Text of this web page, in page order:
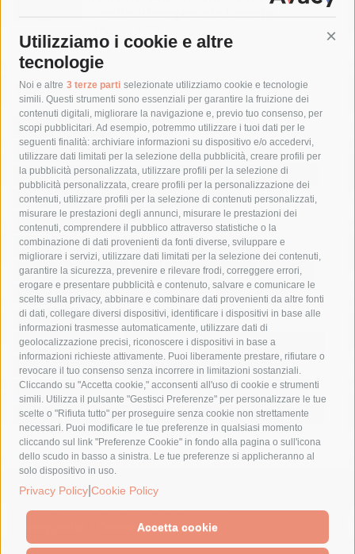
Utilizziamo i cookie e altre
tecnologie
Noi e altre 3 terze parti selezionate utilizziamo cookie e tecnologie
simili. Questi strumenti sono essenziali per garantire la fruizione dei
contenuti digitali, migliorare la navigazione e, previo tuo consenso, per
scopi pubblicitari. Ad esempio, potremmo utilizzare i tuoi dati per le
seguenti finalità: archiviare informazioni su dispositivo e/o accedervi,
utilizzare dati limitati per la selezione della pubblicità, creare profili per
la pubblicità personalizzata, utilizzare profili per la selezione di
pubblicità personalizzata, creare profili per la personalizzazione dei
contenuti, utilizzare profili per la selezione di contenuti personalizzati,
misurare le prestazioni degli annunci, misurare le prestazioni dei
contenuti, comprendere il pubblico attraverso statistiche o la
combinazione di dati provenienti da fonti diverse, sviluppare e
migliorare i servizi, utilizzare dati limitati per la selezione dei contenuti,
garantire la sicurezza, prevenire e rilevare frodi, correggere errori,
erogare e presentare pubblicità e contenuto, salvare e comunicare le
scelte sulla privacy, abbinare e combinare dati provenienti da altre fonti
di dati, collegare diversi dispositivi, identificare i dispositivi in base alle
informazioni trasmesse automaticamente, utilizzare dati di
geolocalizzazione precisi, riconoscere i dispositivi in base a
informazioni richieste attivamente. Puoi liberamente prestare, rifiutare o
revocare il tuo consenso senza incorrere in limitazioni sostanziali.
Cliccando su "Accetta cookie," acconsenti all'uso di cookie e strumenti
simili. Utilizza il pulsante "Gestisci Preferenze" per personalizzare le tue
scelte o "Rifiuta tutto" per proseguire senza cookie non strettamente
necessari. Puoi modificare le tue preferenze in qualsiasi momento
cliccando sul link "Preferenze Cookie" in fondo alla pagina o sull'icona
dello scudo in basso a sinistra. Le tue preferenze si applicheranno al
solo dispositivo in uso.
Privacy Policy Cookie Policy
Accetta cookie
Tag
acqua allerta meteo
anas
area marina protetta di punta campanella
arresto
Asl Napoli 3 sud
capitaneria di porto capri
carabinieri
castellammare di stabia
circumvesuviana
comune di sorrento
concerto
contagi
costiera amalfitana
covid-19 eav
elezioni
fondazione sorrento
gori guardia costiera
incidente
lavori
lorenzo balducelli mare
massa lubrense
massimo coppola
Meta napoli
ordinanza
penisola sorrentina
piano di sorrento
polizia municipale
protezione civile
Regione Campania
sant'agnello
sindaco cuomo
sorrento studenti temporali
treni
turismo
Vico Equense villa fiorentino vincenzo de luca
© 2015 SorrentoPress. All rights reserved.
Il giornale online della Penisola Sorrentina
Cookie Policy